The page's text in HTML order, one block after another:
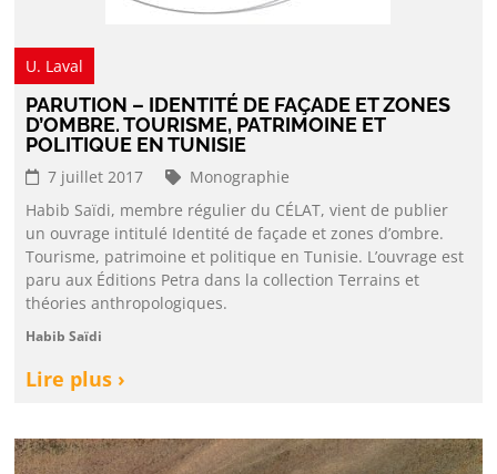
U. Laval
PARUTION – IDENTITÉ DE FAÇADE ET ZONES
D’OMBRE. TOURISME, PATRIMOINE ET
POLITIQUE EN TUNISIE
7 juillet 2017
Monographie
Habib Saïdi, membre régulier du CÉLAT, vient de publier
un ouvrage intitulé Identité de façade et zones d’ombre.
Tourisme, patrimoine et politique en Tunisie. L’ouvrage est
paru aux Éditions Petra dans la collection Terrains et
théories anthropologiques.
Habib Saïdi
Lire plus ›